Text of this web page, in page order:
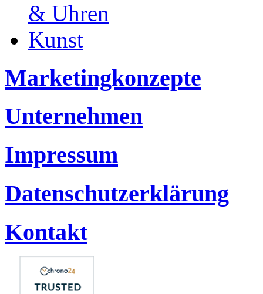
& Uhren
Kunst
Marketingkonzepte
Unternehmen
Impressum
Datenschutzerklärung
Kontakt